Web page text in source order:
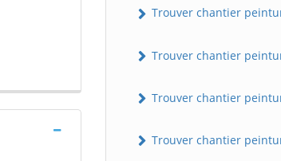
Trouver chantier
Trouver chantier
Trouver chantier
Trouver chantier